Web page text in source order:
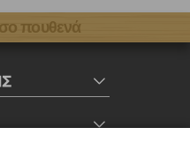
πουθενά